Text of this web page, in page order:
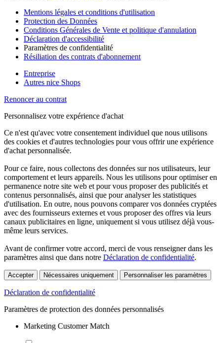
Mentions légales et conditions d'utilisation
Protection des Données
Conditions Générales de Vente et politique d'annulation
Déclaration d'accessibilité
Paramètres de confidentialité
Résiliation des contrats d'abonnement
Entreprise
Autres nice Shops
Renoncer au contrat
Personnalisez votre expérience d'achat
Ce n'est qu'avec votre consentement individuel que nous utilisons
des cookies et d'autres technologies pour vous offrir une expérience
d'achat personnalisée.
Pour ce faire, nous collectons des données sur nos utilisateurs, leur
comportement et leurs appareils. Nous les utilisons pour optimiser en
permanence notre site web et pour vous proposer des publicités et
contenus personnalisés, ainsi que pour analyser les statistiques
d'utilisation. En outre, nous pouvons comparer vos données cryptées
avec des fournisseurs externes et vous proposer des offres via leurs
canaux publicitaires en ligne, uniquement si vous utilisez déjà vous-
même leurs services.
Avant de confirmer votre accord, merci de vous renseigner dans les
paramètres ainsi que dans notre Déclaration de confidentialité.
Accepter Nécessaires uniquement Personnaliser les paramètres
Déclaration de confidentialité
Paramètres de protection des données personnalisés
Marketing Customer Match